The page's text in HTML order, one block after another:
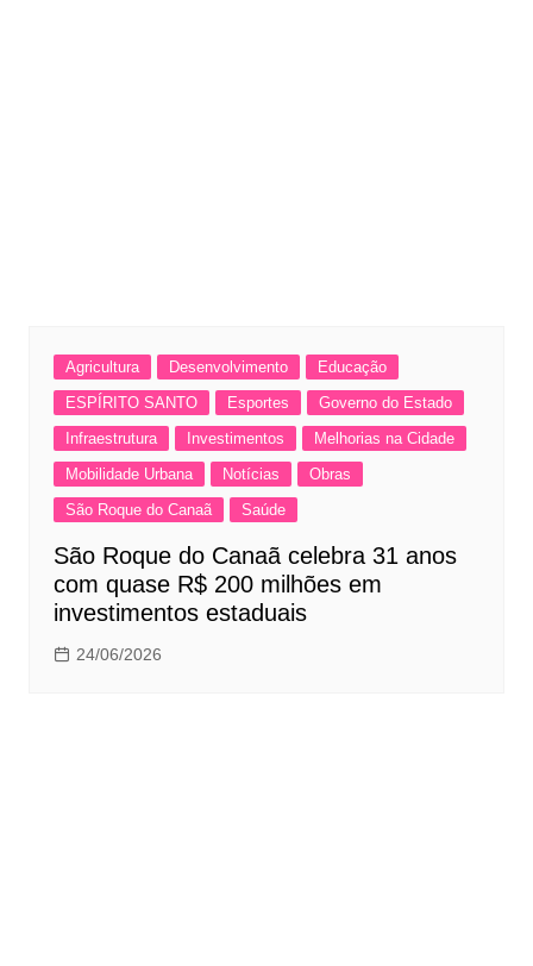
Agricultura Desenvolvimento
Educação
ESPÍRITO SANTO
Esportes
Governo do Estado
Infraestrutura
Investimentos
Melhorias na Cidade
Mobilidade Urbana
Notícias
Obras
São Roque do Canaã
Saúde
São Roque do Canaã celebra 31 anos
com quase R$ 200 milhões em
investimentos estaduais
24/06/2026